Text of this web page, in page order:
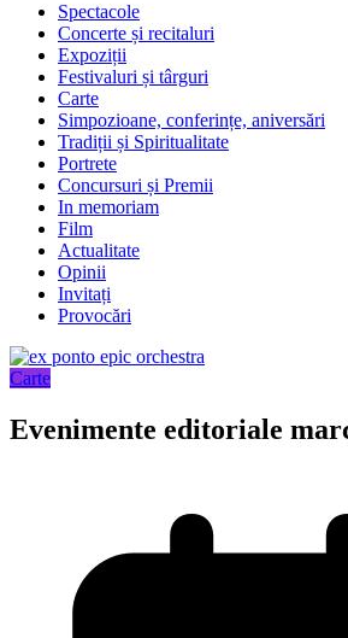
Spectacole
Concerte și recitaluri
Expoziții
Festivaluri și târguri
Carte
Simpozioane, conferințe, aniversări
Tradiții și Spiritualitate
Portrete
Concursuri și Premii
In memoriam
Film
Actualitate
Opinii
Invitați
Provocări
Carte
Evenimente editoriale